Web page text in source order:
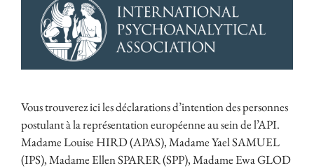
Vous trouverez ici les déclarations d’intention des personnes
postulant à la représentation européenne au sein de l’API.
Madame Louise HIRD (APAS), Madame Yael SAMUEL
(IPS), Madame Ellen SPARER (SPP), Madame Ewa GLOD